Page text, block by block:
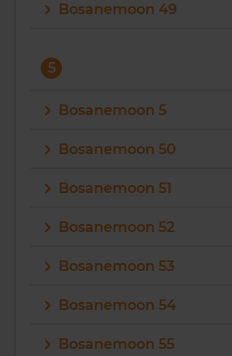
Bosanemoon 49
5
Bosanemoon 5
Bosanemoon 50
Bosanemoon 51
Bosanemoon 52
Bosanemoon 53
Bosanemoon 54
Bosanemoon 55